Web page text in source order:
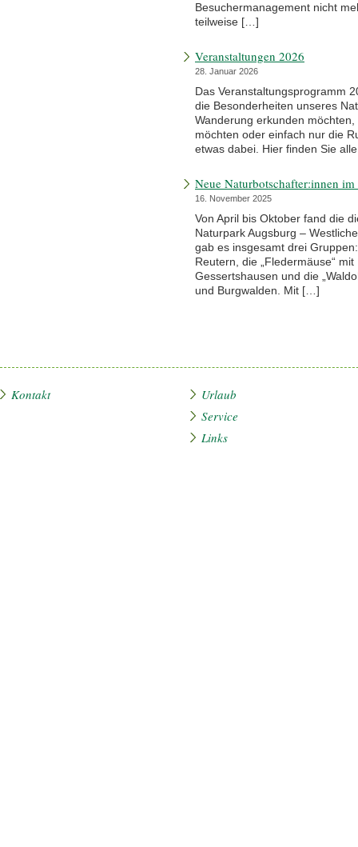
Besuchermanagement nicht
teilweise […]
Veranstaltungen 2026
28. Januar 2026
Das Veranstaltungsprogramm
die Besonderheiten unseres
Wanderung erkunden
möchten oder einfach nur die
etwas dabei. Hier finden Sie
Neue Naturbotschafter:innen
16. November 2025
Von April bis Oktober fand die
Naturpark Augsburg –
gab es insgesamt drei
Reutern, die „Fledermäuse“
Gessertshausen und die
und Burgwalden. Mit […]
Kontakt
Urlaub
Service
Links